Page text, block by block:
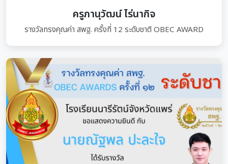
ครูภานุวัฒน์ ไร่นากิจ
รางวัลทรงคุณค่า สพฐ. ครั้งที่ 12 ระดับชาติ OBEC AWARD